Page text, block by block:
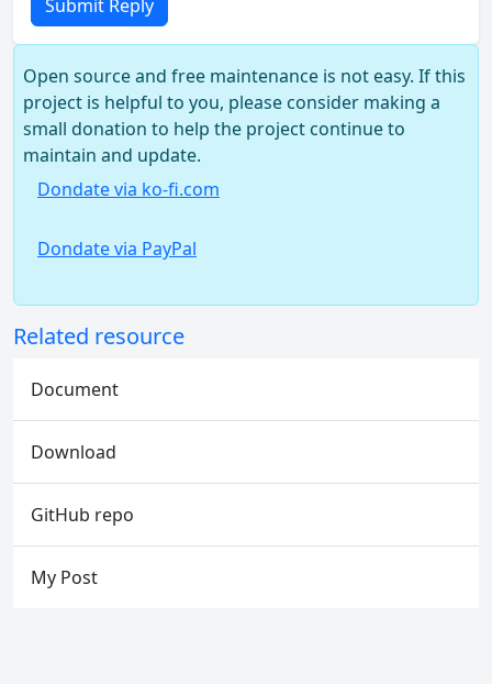
Submit Reply
Open source and free maintenance is not easy. If this
project is helpful to you, please consider making a
small donation to help the project continue to
maintain and update.
Dondate via ko-fi.com
Dondate via PayPal
Related resource
Document
Download
GitHub repo
My Post